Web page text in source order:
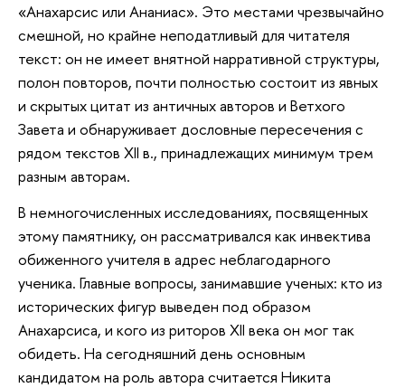
«Анахарсис или Ананиас». Это местами чрезвычайно
смешной, но крайне неподатливый для читателя
текст: он не имеет внятной нарративной структуры,
полон повторов, почти полностью состоит из явных
и скрытых цитат из античных авторов и Ветхого
Завета и обнаруживает дословные пересечения с
рядом текстов XII в., принадлежащих минимум трем
разным авторам.
В немногочисленных исследованиях, посвященных
этому памятнику, он рассматривался как инвектива
обиженного учителя в адрес неблагодарного
ученика. Главные вопросы, занимавшие ученых: кто из
исторических фигур выведен под образом
Анахарсиса, и кого из риторов XII века он мог так
обидеть. На сегодняшний день основным
кандидатом на роль автора считается Никита